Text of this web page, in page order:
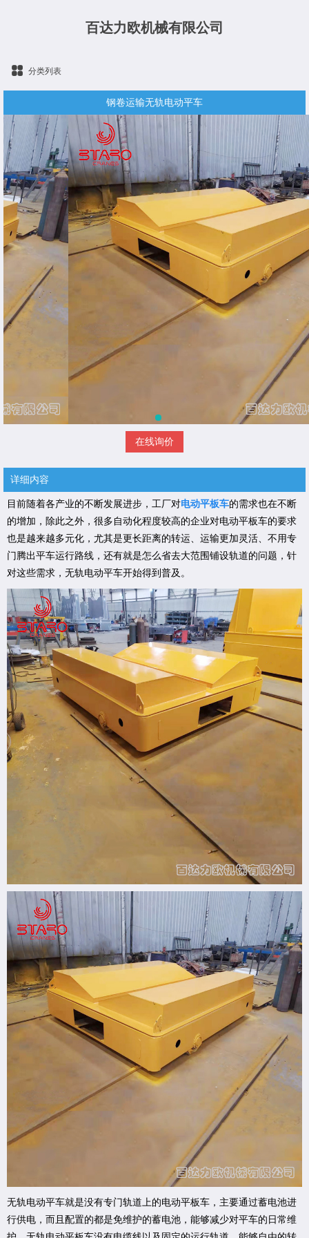
百达力欧机械有限公司
分类列表
钢卷运输无轨电动平车
在线询价
详细内容
目前随着各产业的不断发展进步，工厂对电动平板车的需求也在不断
的增加，除此之外，很多自动化程度较高的企业对电动平板车的要求
也是越来越多元化，尤其是更长距离的转运、运输更加灵活、不用专
门腾出平车运行路线，还有就是怎么省去大范围铺设轨道的问题，针
对这些需求，无轨电动平车开始得到普及。
无轨电动平车就是没有专门轨道上的电动平板车，主要通过蓄电池进
行供电，而且配置的都是免维护的蓄电池，能够减少对平车的日常维